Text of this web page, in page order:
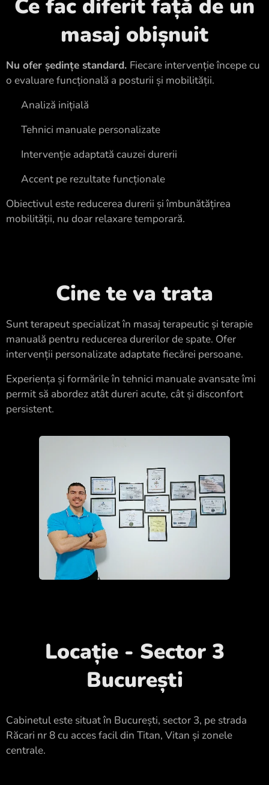
Ce fac diferit față de un
masaj obișnuit
Nu ofer ședințe standard. Fiecare intervenție începe cu
o evaluare funcțională a posturii și mobilității.
✔ Analiză inițială
✔ Tehnici manuale personalizate
✔ Intervenție adaptată cauzei durerii
✔ Accent pe rezultate funcționale
Obiectivul este reducerea durerii și îmbunătățirea
mobilității, nu doar relaxare temporară.
Cine te va trata
Sunt terapeut specializat în masaj terapeutic și terapie
manuală pentru reducerea durerilor de spate. Ofer
intervenții personalizate adaptate fiecărei persoane.
Experiența și formările în tehnici manuale avansate îmi
permit să abordez atât dureri acute, cât și disconfort
persistent.
Locație - Sector 3
București
Cabinetul este situat în București, sector 3, pe strada
Răcari nr 8 cu acces facil din Titan, Vitan și zonele
centrale.